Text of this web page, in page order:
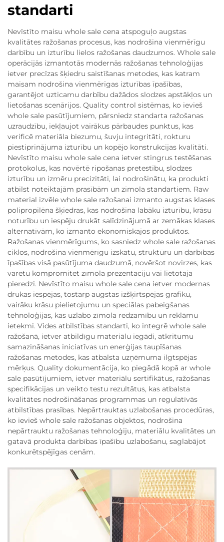
standarti
Nevīstīto maisu whole sale cena atspoguļo augstas
kvalitātes ražošanas procesus, kas nodrošina vienmērīgu
darbību un izturību lielos ražošanas daudzumos. Whole sale
operācijās izmantotās modernās ražošanas tehnoloģijas
ietver precīzas šķiedru saistīšanas metodes, kas katram
maisam nodrošina vienmērīgas izturības īpašības,
garantējot uzticamu darbību dažādos slodzes apstākļos un
lietošanas scenārijos. Quality control sistēmas, ko ievieš
whole sale pasūtījumiem, pārsniedz standarta ražošanas
uzraudzību, iekļaujot vairākus pārbaudes punktus, kas
verificē materiāla biezumu, šuvju integritāti, rokturu
piestiprinājuma izturību un kopējo konstrukcijas kvalitāti.
Nevīstīto maisu whole sale cena ietver stingrus testēšanas
protokolus, kas novērtē ripošanas pretestību, slodzes
izturību un izmēru precizitāti, lai nodrošinātu, ka produkti
atbilst noteiktajām prasībām un zīmola standartiem. Raw
material izvēle whole sale ražošanai izmanto augstas klases
polipropilēna šķiedras, kas nodrošina labāku izturību, krāsu
noturību un iespēju drukāt salīdzinājumā ar zemākas klases
alternatīvām, ko izmanto ekonomiskajos produktos.
Ražošanas vienmērīgums, ko sasniedz whole sale ražošanas
ciklos, nodrošina vienmērīgu izskatu, struktūru un darbības
īpašības visā pasūtījuma daudzumā, novēršot novirzes, kas
varētu kompromitēt zīmola prezentāciju vai lietotāja
pieredzi. Nevīstīto maisu whole sale cena ietver modernas
drukas iespējas, tostarp augstas izšķirtspējas grafiku,
vairāku krāsu pielietojumu un speciālas pabeigšanas
tehnoloģijas, kas uzlabo zīmola redzamību un reklāmu
ietekmi. Vides atbilstības standarti, ko integrē whole sale
ražošanā, ietver atbildīgu materiālu iegādi, atkritumu
samazināšanas iniciatīvas un enerģijas taupīšanas
ražošanas metodes, kas atbalsta uzņēmuma ilgtspējas
mērķus. Quality dokumentācija, ko piegādā kopā ar whole
sale pasūtījumiem, ietver materiālu sertifikātus, ražošanas
specifikācijas un veikto testu rezultātus, kas atbalsta
kvalitātes nodrošināšanas programmas un regulatīvās
atbilstības prasības. Nepārtrauktas uzlabošanas procedūras,
ko ievieš whole sale ražošanas objektos, nodrošina
nepārtrauktu ražošanas tehnoloģiju, materiālu kvalitātes un
gatavā produkta darbības īpašību uzlabošanu, saglabājot
konkurētspējīgas cenām.